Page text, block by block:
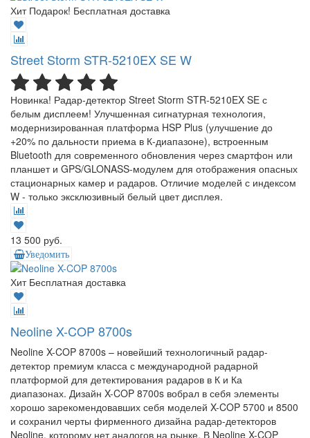
Хит Подарок! Бесплатная доставка
Street Storm STR-5210EX SE W
Новинка! Радар-детектор Street Storm STR-5210EX SE с
белым дисплеем! Улучшенная сигнатурная технология,
модернизированная платформа HSP Plus (улучшение до
+20% по дальности приема в К-диапазоне), встроенным
Bluetooth для современного обновления через смартфон или
планшет и GPS/GLONASS-модулем для отображения опасных
стационарных камер и радаров. Отличие моделей с индексом
W - только эксклюзивный белый цвет дисплея.
13 500 руб.
Уведомить
Хит Бесплатная доставка
Neoline X-COP 8700s
Neoline X-COP 8700s – новейший технологичный радар-
детектор премиум класса с международной радарной
платформой для детектирования радаров в К и Ка
диапазонах. Дизайн X-COP 8700s вобрал в себя элементы
хорошо зарекомендовавших себя моделей X-COP 5700 и 8500
и сохранил черты фирменного дизайна радар-детекторов
Neoline, которому нет аналогов на рынке. В Neoline X-COP